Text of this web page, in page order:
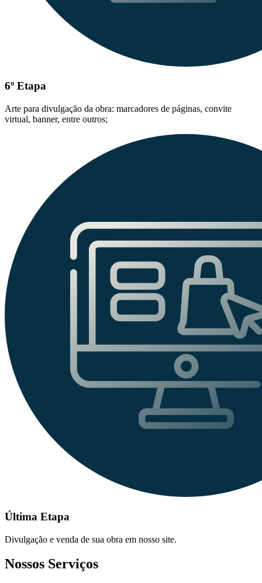
6º Etapa
Arte para divulgação da obra: marcadores de páginas, convite
virtual, banner, entre outros;
Última Etapa
Divulgação e venda de sua obra em nosso site.
Nossos Serviços